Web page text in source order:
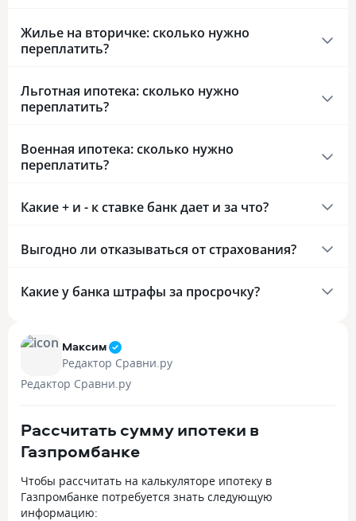
Жилье на вторичке: сколько нужно
переплатить?
Льготная ипотека: сколько нужно
переплатить?
Военная ипотека: сколько нужно
переплатить?
Какие + и - к ставке банк дает и за что?
Выгодно ли отказываться от страхования?
Какие у банка штрафы за просрочку?
Максим
Редактор Сравни.ру
Редактор Сравни.ру
Рассчитать сумму ипотеки в
Газпромбанке
Чтобы рассчитать на калькуляторе ипотеку в
Газпромбанке потребуется знать следующую
информацию: